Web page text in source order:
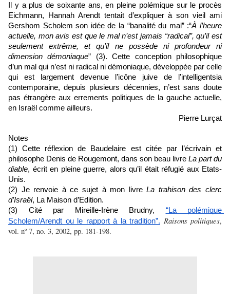
Il y a plus de soixante ans, en pleine polémique sur le procès
Eichmann, Hannah Arendt tentait d’expliquer à son vieil ami
Gershom Scholem son idée de la “banalité du mal” :“À l’heure
actuelle, mon avis est que le mal n’est jamais “radical”, qu’il est
seulement extrême, et qu’il ne possède ni profondeur ni
dimension démoniaque” (3). Cette conception philosophique
d’un mal qui n’est ni radical ni démoniaque, développée par celle
qui est largement devenue l’icône juive de l’intelligentsia
contemporaine, depuis plusieurs décennies, n’est sans doute
pas étrangère aux errements politiques de la gauche actuelle,
en Israël comme ailleurs.
Pierre Lurçat
Notes
(1) Cette réflexion de Baudelaire est citée par l’écrivain et
philosophe Denis de Rougemont, dans son beau livre La part du
diable, écrit en pleine guerre, alors qu’il était réfugié aux Etats-
Unis.
(2) Je renvoie à ce sujet à mon livre La trahison des clerc
d’Israël, La Maison d’Edition.
(3) Cité par Mireille-Irène Brudny, “La polémique
Scholem/Arendt ou le rapport à la tradition”. Raisons politiques,
vol. no 7, no. 3, 2002, pp. 181-198.